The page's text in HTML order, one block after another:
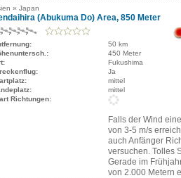
» Japan
(Abukuma Do) Area, 850 Meter
50 km
450 Meter
Fukushima
Ja
mittel
mittel
Richtungen:
Falls der Wind
von 3-5 m/s
auch Anfänger
versuchen. Tolles
Gerade im
von 2.000 Metern